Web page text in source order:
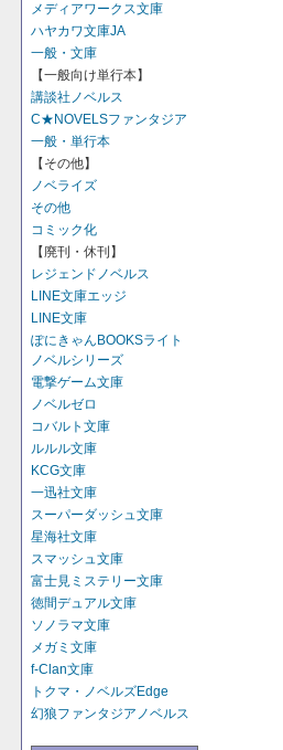
メディアワークス文庫
ハヤカワ文庫JA
一般・文庫
【一般向け単行本】
講談社ノベルス
C★NOVELSファンタジア
一般・単行本
【その他】
ノベライズ
その他
コミック化
【廃刊・休刊】
レジェンドノベルス
LINE文庫エッジ
LINE文庫
ぽにきゃんBOOKSライト
ノベルシリーズ
電撃ゲーム文庫
ノベルゼロ
コバルト文庫
ルルル文庫
KCG文庫
一迅社文庫
スーパーダッシュ文庫
星海社文庫
スマッシュ文庫
富士見ミステリー文庫
徳間デュアル文庫
ソノラマ文庫
メガミ文庫
f-Clan文庫
トクマ・ノベルズEdge
幻狼ファンタジアノベルス